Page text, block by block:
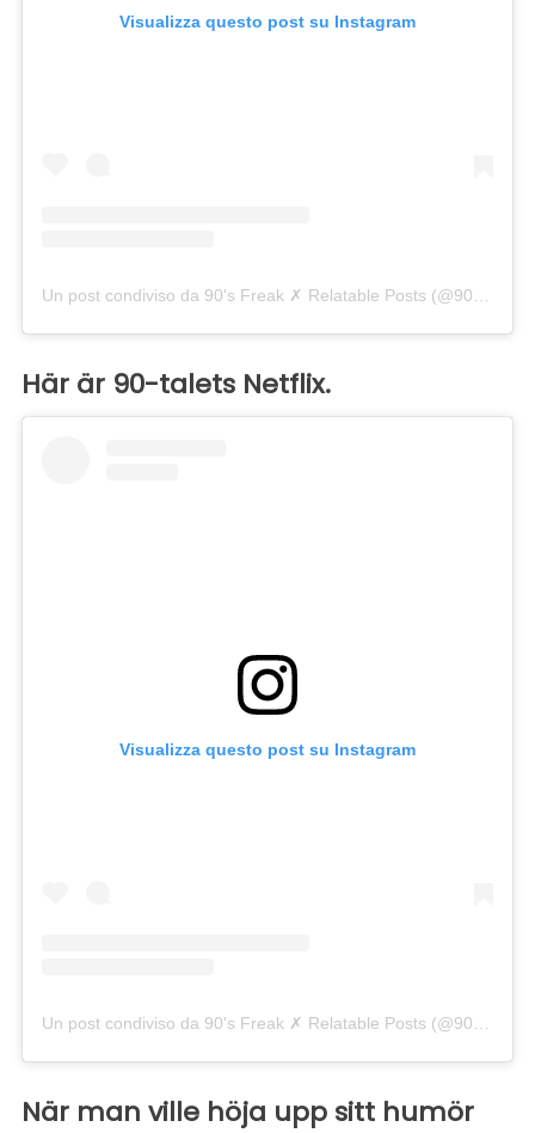
Visualizza questo post su Instagram
Här är 90-talets Netflix.
Visualizza questo post su Instagram
När man ville höja upp sitt humör